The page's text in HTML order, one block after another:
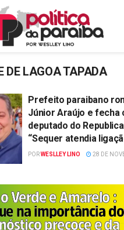
DE LAGOA TAPADA
Prefeito paraibano
Júnior Araújo e fecha
deputado do
“Sequer atendia
PORWESLLEY LINO 28 DE